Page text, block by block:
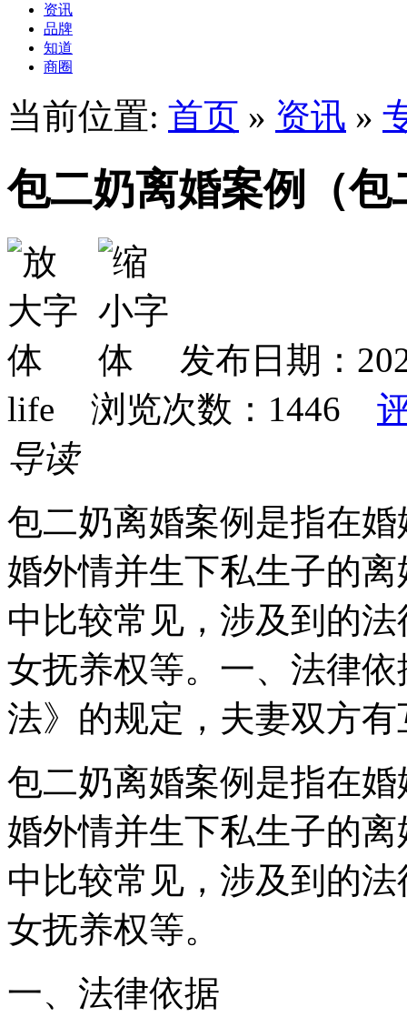
资讯
品牌
知道
商圈
当前位置: 首页 » 资讯 »
包二奶离婚案例（包
发布日期：
life 浏览次数： 1446
导读
包二奶离婚案例是指在
婚外情并生下私生子的
中比较常见，涉及到的
女抚养权等。一、法律
法》的规定，夫妻双方
包二奶离婚案例是指在
婚外情并生下私生子的
中比较常见，涉及到的
女抚养权等。
一、法律依据